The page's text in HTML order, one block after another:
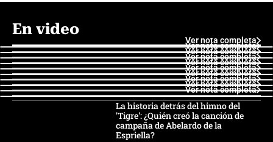
En video
Ver nota completa
Ver nota completa
Ver nota completa
Ver nota completa
Ver nota completa
Ver nota completa
Ver nota completa
Ver nota completa
Ver nota completa
Ver nota completa
La historia detrás del himno del
'Tigre': ¿Quién creó la canción de
campaña de Abelardo de la
Espriella?